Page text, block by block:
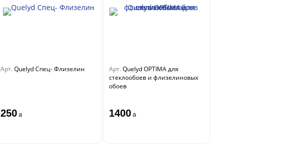
Арт. Quelyd Спец- Флизелин
250 a
Арт. Quelyd OPTIMA для
стеклообоев и флизелиновых
обоев
1400 a